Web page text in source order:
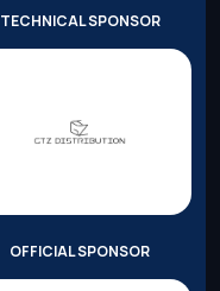
TECHNICAL SPONSOR
OFFICIAL SPONSOR